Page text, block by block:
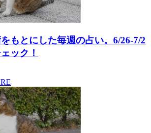
もとにした毎週の占い。6/26-7/2
ック！